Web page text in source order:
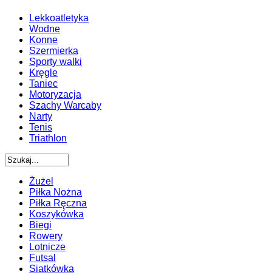
Lekkoatletyka
Wodne
Konne
Szermierka
Sporty walki
Kręgle
Taniec
Motoryzacja
Szachy Warcaby
Narty
Tenis
Triathlon
Żużel
Piłka Nożna
Piłka Ręczna
Koszykówka
Biegi
Rowery
Lotnicze
Futsal
Siatkówka